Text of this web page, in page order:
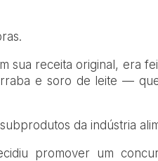
sua receita original, era
e soro de leite —
da indústria
promover um